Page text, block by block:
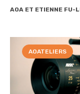
AOA ET ETIENNE FU-
AOATELIERS